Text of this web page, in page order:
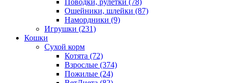
Поводки, рулетки (78)
Ошейники, шлейки (87)
Намордники (9)
Игрушки (231)
Кошки
Сухой корм
Котята (72)
Взрослые (374)
Пожилые (24)